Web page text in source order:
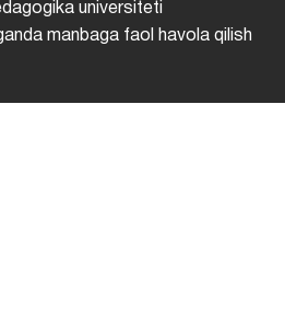
universiteti
manbaga faol havola qilish